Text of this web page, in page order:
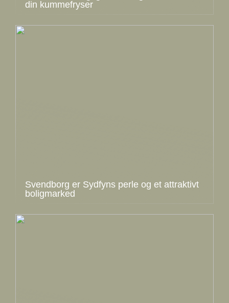
din kummefryser
Svendborg er Sydfyns perle og et attraktivt
boligmarked